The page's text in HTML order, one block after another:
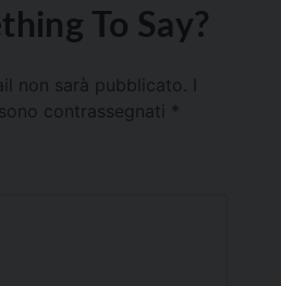
To Say?
non sarà pubblicato.
contrassegnati *